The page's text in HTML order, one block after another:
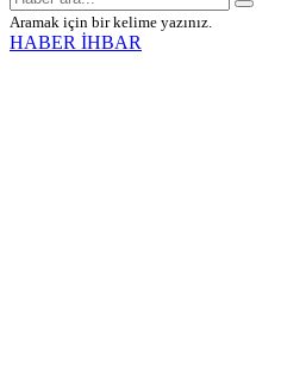
Aramak için bir kelime yazınız.
HABER İHBAR